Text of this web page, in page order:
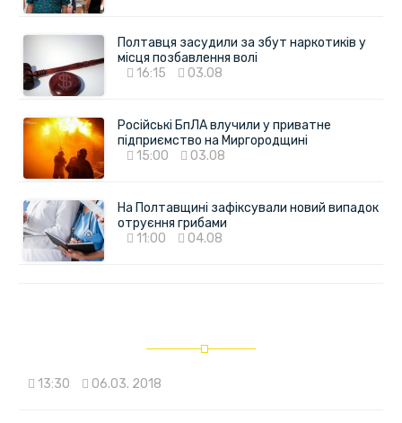
Полтавця засудили за збут наркотиків у
місця позбавлення волі
16:15
03.08
Російські БпЛА влучили у приватне
підприємство на Миргородщині
15:00
03.08
На Полтавщині зафіксували новий випадок
отруєння грибами
11:00
04.08
13:30 06.03. 2018